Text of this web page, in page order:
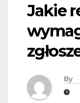
Jakie
By